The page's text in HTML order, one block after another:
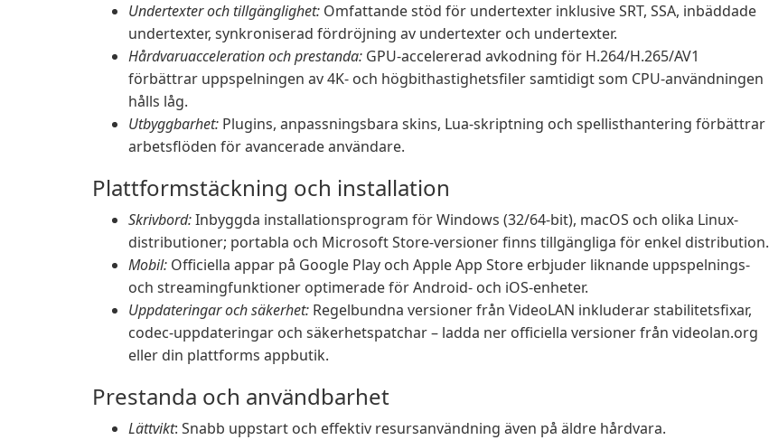
Undertexter och tillgänglighet: Omfattande stöd för undertexter inklusive SRT, SSA, inbäddade
undertexter, synkroniserad fördröjning av undertexter och undertexter.
Hårdvaruacceleration och prestanda: GPU-accelererad avkodning för H.264/H.265/AV1
förbättrar uppspelningen av 4K- och högbithastighetsfiler samtidigt som CPU-användningen
hålls låg.
Utbyggbarhet: Plugins, anpassningsbara skins, Lua-skriptning och spellisthantering förbättrar
arbetsflöden för avancerade användare.
Plattformstäckning och installation
Skrivbord:Inbyggda installationsprogram för Windows (32/64-bit), macOS och olika Linux-
distributioner; portabla och Microsoft Store-versioner finns tillgängliga för enkel distribution.
Mobil: Officiella appar på Google Play och Apple App Store erbjuder liknande uppspelnings-
och streamingfunktioner optimerade för Android- och iOS-enheter.
Uppdateringar och säkerhet: Regelbundna versioner från VideoLAN inkluderar stabilitetsfixar,
codec-uppdateringar och säkerhetspatchar – ladda ner officiella versioner från videolan.org
eller din plattforms appbutik.
Prestanda och användbarhet
Lättvikt: Snabb uppstart och effektiv resursanvändning även på äldre hårdvara.